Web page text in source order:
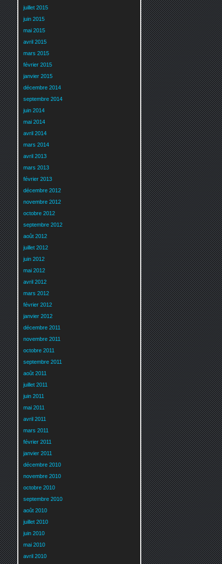
juillet 2015
juin 2015
mai 2015
avril 2015
mars 2015
février 2015
janvier 2015
décembre 2014
septembre 2014
juin 2014
mai 2014
avril 2014
mars 2014
avril 2013
mars 2013
février 2013
décembre 2012
novembre 2012
octobre 2012
septembre 2012
août 2012
juillet 2012
juin 2012
mai 2012
avril 2012
mars 2012
février 2012
janvier 2012
décembre 2011
novembre 2011
octobre 2011
septembre 2011
août 2011
juillet 2011
juin 2011
mai 2011
avril 2011
mars 2011
février 2011
janvier 2011
décembre 2010
novembre 2010
octobre 2010
septembre 2010
août 2010
juillet 2010
juin 2010
mai 2010
avril 2010